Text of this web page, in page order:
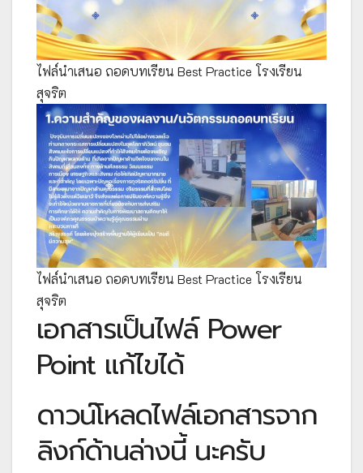
ไฟล์นำเสนอ ถอดบทเรียน Best Practice โรงเรียน
สุจริต
ไฟล์นำเสนอ ถอดบทเรียน Best Practice โรงเรียน
สุจริต
เอกสารเป็นไฟล์ Power
Point แก้ไขได้
ดาวน์โหลดไฟล์เอกสารจาก
ลิงก์ด้านล่างนี้ นะครับ